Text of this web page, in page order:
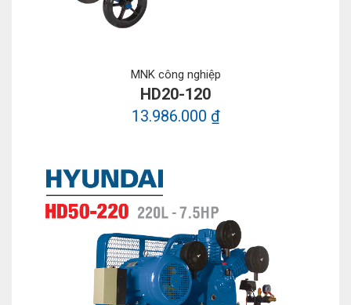
MNK công nghiệp
HD20-120
13.986.000 ₫